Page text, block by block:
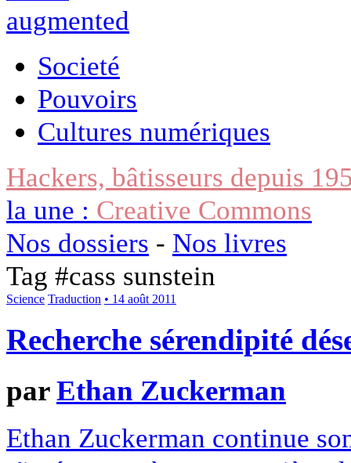
Societé
Pouvoirs
Cultures numériques
Hackers, bâtisseurs depuis
la une : Creative Commons
Nos dossiers - Nos livres
Tag #cass sunstein
Science Traduction • 14 août 2011
Recherche sérendipité
parEthan Zuckerman
Ethan Zuckerman continue